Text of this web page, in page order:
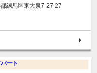
練馬区東大泉7-27-27
ート